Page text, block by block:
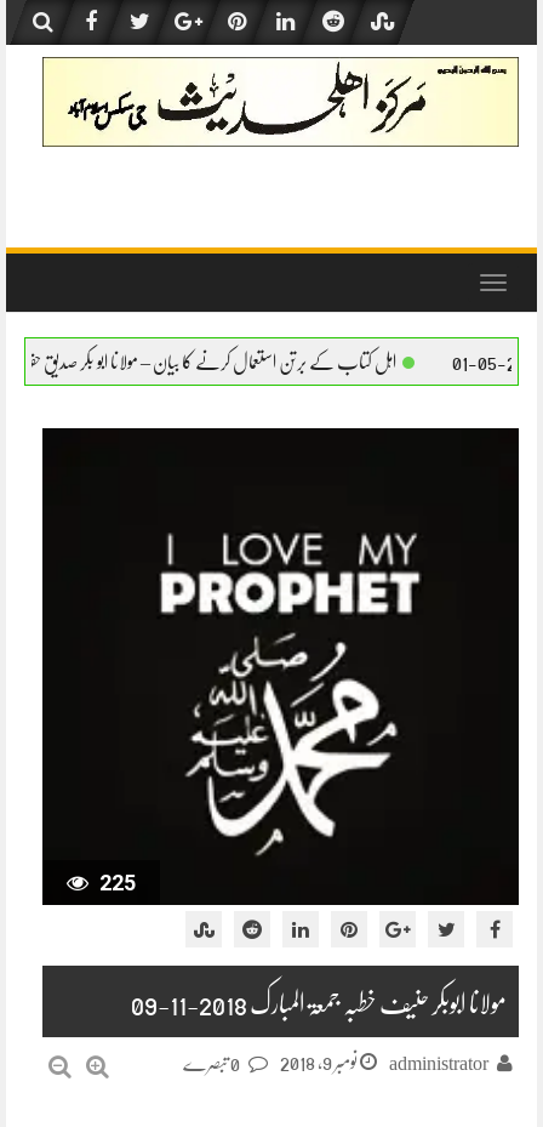
content
Toggle
اہل کتاب کے برتن استعمال کرنے کا بیان – مولانا ابو بکر صدیق حفظہ اللہ اہل کتاب کے
225
مولانا ابوبکر حنیف خطبہ جمعۃ المبارک 2018-11-09
administrator نومبر 9, 2018